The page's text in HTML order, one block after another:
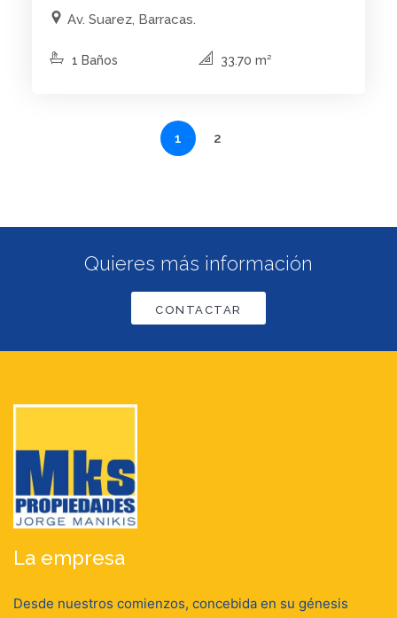
Av. Suarez, Barracas.
1 Baños 33.70 m²
1 2
Quieres más información
CONTACTAR
La empresa
Desde nuestros comienzos, concebida en su génesis